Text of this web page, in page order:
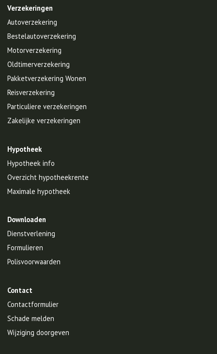
Verzekeringen
Autoverzekering
Bestelautoverzekering
Motorverzekering
Oldtimerverzekering
Pakketverzekering Wonen
Reisverzekering
Particuliere verzekeringen
Zakelijke verzekeringen
Hypotheek
Hypotheek info
Overzicht hypotheekrente
Maximale hypotheek
Downloaden
Dienstverlening
Formulieren
Polisvoorwaarden
Contact
Contactformulier
Schade melden
Wijziging doorgeven